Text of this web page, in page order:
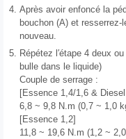
4. Après avoir enfoncé la
bouchon (A) et
nouveau.
5. Répétez l′étape 4 deux
bulle dans le liquide)
Couple de serrage :
[Essence 1,4/1,6 &
6,8 ~ 9,8 N.m (0,7 ~ 1,0
[Essence 1,2]
11,8 ~ 19,6 N.m (1,2 ~